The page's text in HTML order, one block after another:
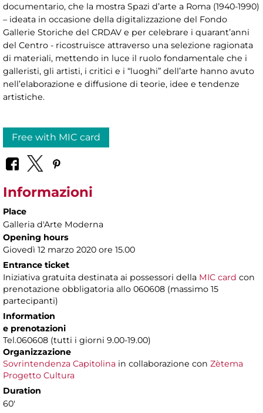
documentario, che la mostra Spazi d’arte a Roma (1940-1990)
– ideata in occasione della digitalizzazione del Fondo
Gallerie Storiche del CRDAV e per celebrare i quarant’anni
del Centro - ricostruisce attraverso una selezione ragionata
di materiali, mettendo in luce il ruolo fondamentale che i
galleristi, gli artisti, i critici e i “luoghi” dell’arte hanno avuto
nell’elaborazione e diffusione di teorie, idee e tendenze
artistiche.
Free with MIC card
Informazioni
Place
Galleria d'Arte Moderna
Opening hours
Giovedì 12 marzo 2020 ore 15.00
Entrance ticket
Iniziativa gratuita destinata ai possessori della MIC card con
prenotazione obbligatoria allo 060608 (massimo 15
partecipanti)
Information
e prenotazioni
Tel.060608 (tutti i giorni 9.00-19.00)
Organizzazione
Sovrintendenza Capitolina in collaborazione con Zètema
Progetto Cultura
Duration
60'